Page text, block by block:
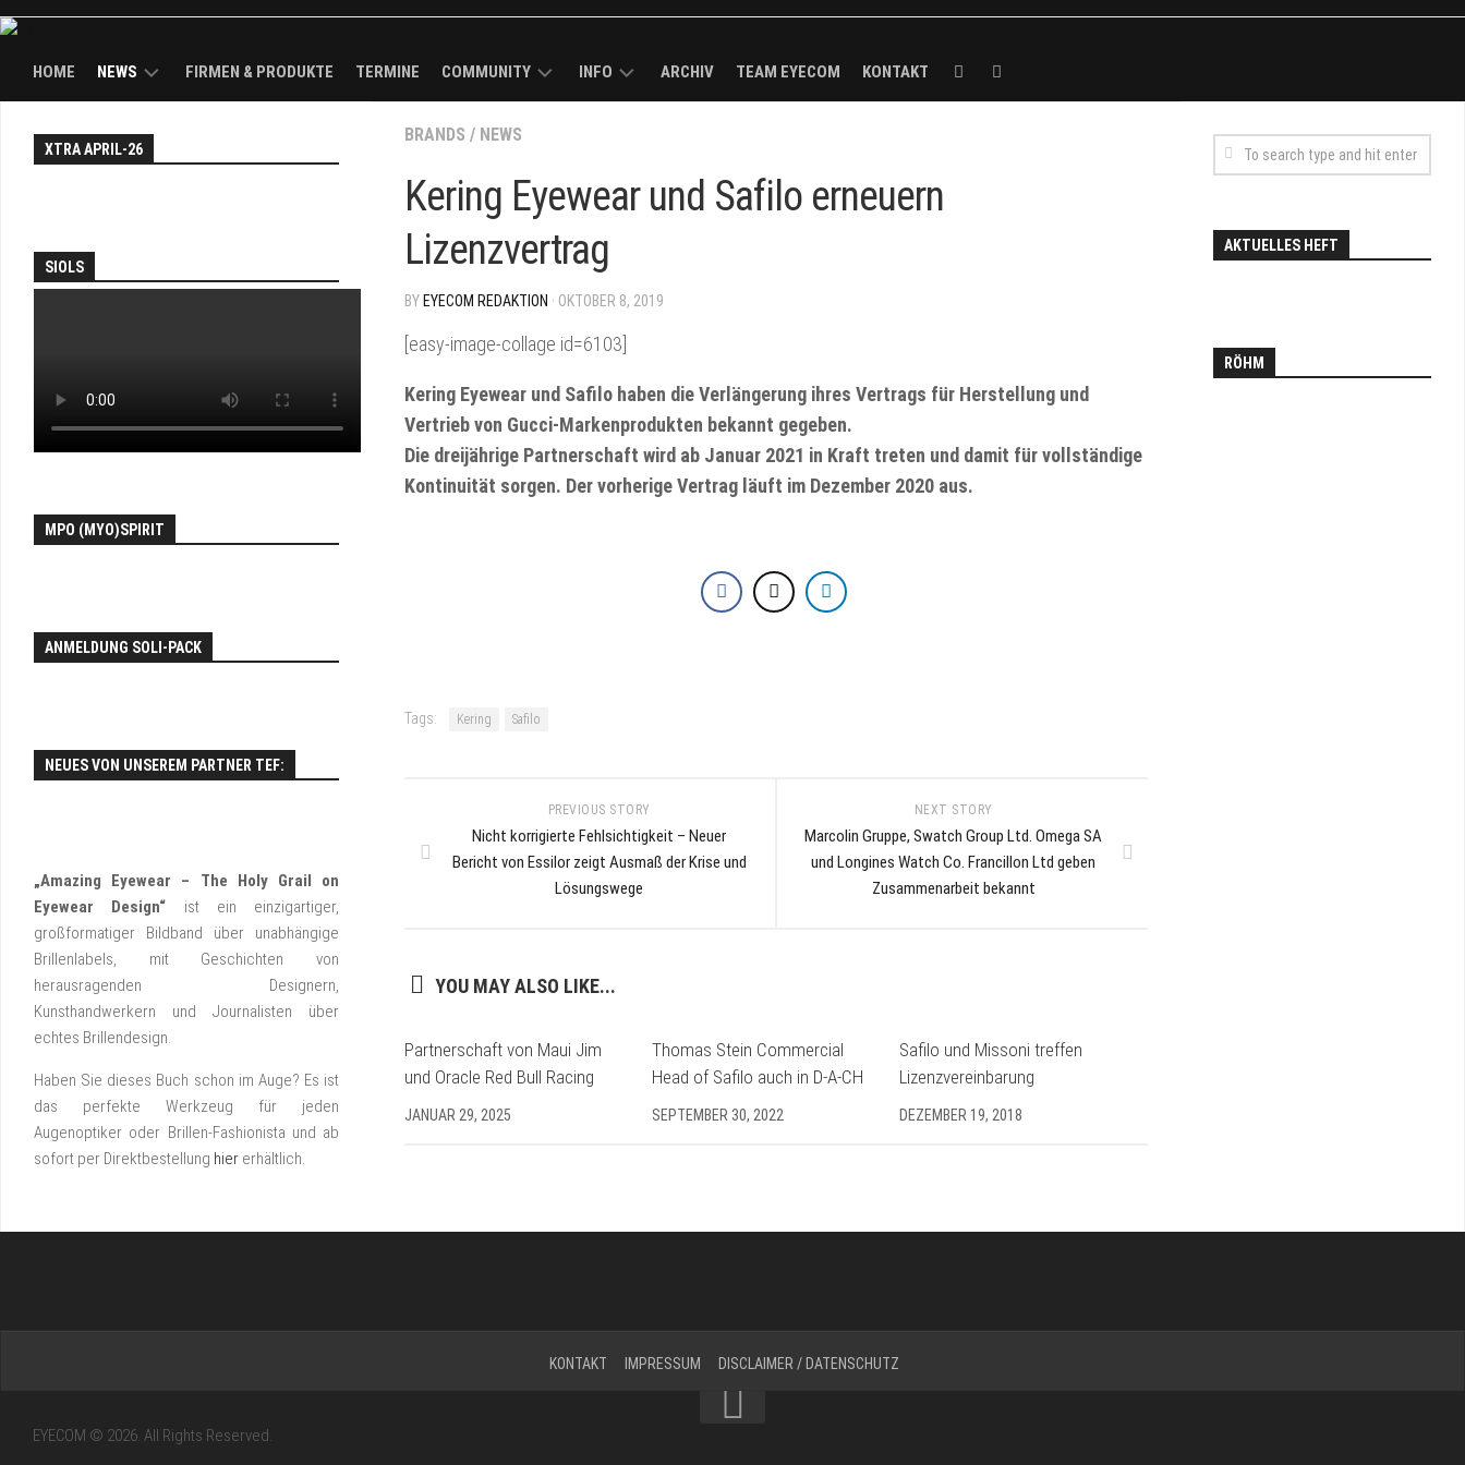
HOME NEWS
NEWS
FIRMEN & PRODUKTE TERMINE COMMUNITY
EYECOM
THROUGH
FAIR
ANMELDUNG
SOLI-
&
EYECOM-
THE
TEF
FACEBOOK
INFO
/
IMPRESSUM
ARCHIV TEAM EYECOM KONTAKT
BRANDS / NEWS
Kering Eyewear und Safilo erneuern
Lizenzvertrag
BY EYECOM REDAKTION · OKTOBER 8, 2019
[easy-image-collage id=6103]
Kering Eyewear und Safilo haben die Verlängerung ihres Vertrags für Herstellung und
Vertrieb von Gucci-Markenprodukten bekannt gegeben.
Die dreijährige Partnerschaft wird ab Januar 2021 in Kraft treten und damit für vollständige
Kontinuität sorgen. Der vorherige Vertrag läuft im Dezember 2020 aus.
Tags: Kering Safilo
NEXT STORY
Marcolin Gruppe, Swatch Group Ltd. Omega SA
und Longines Watch Co. Francillon Ltd geben
Zusammenarbeit bekannt
PREVIOUS STORY
Nicht korrigierte Fehlsichtigkeit – Neuer
Bericht von Essilor zeigt Ausmaß der Krise und
Lösungswege
YOU MAY ALSO LIKE...
Partnerschaft von Maui Jim
und Oracle Red Bull Racing
JANUAR 29, 2025
Thomas Stein Commercial
Head of Safilo auch in D-A-CH
SEPTEMBER 30, 2022
Safilo und Missoni treffen
Lizenzvereinbarung
DEZEMBER 19, 2018
XTRA APRIL-26
SIOLS
MPO (MYO)SPIRIT
ANMELDUNG SOLI-PACK
NEUES VON UNSEREM PARTNER TEF:
„Amazing Eyewear – The Holy Grail on
Eyewear Design“ ist ein einzigartiger,
großformatiger Bildband über unabhängige
Brillenlabels, mit Geschichten von
herausragenden Designern,
Kunsthandwerkern und Journalisten über
echtes Brillendesign.
Haben Sie dieses Buch schon im Auge? Es ist
das perfekte Werkzeug für jeden
Augenoptiker oder Brillen-Fashionista und ab
sofort per Direktbestellung hier erhältlich.
AKTUELLES HEFT
RÖHM
KONTAKT IMPRESSUM DISCLAIMER / DATENSCHUTZ
EYECOM © 2026. All Rights Reserved.